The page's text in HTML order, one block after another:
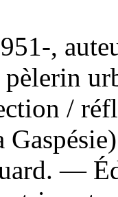
,
pèlerin
/
—